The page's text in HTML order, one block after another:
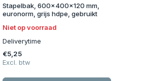
Stapelbak, 600x400x120 mm,
euronorm, grijs hdpe, gebruikt
Niet op voorraad
Deliverytime
€5,25
Excl. btw